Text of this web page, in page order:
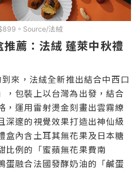
。Source/法絨
薦：法絨 蓬萊中秋禮
來，法絨全新推出結合中西口
，包裝上以台灣為出發，結合
，運用雷射燙金刻畫出雲霧繚
深邃的視覺效果打造出神仙級
盒內含土耳其無花果及日本糖
比例的「蜜蘋無花果費南
蛋融合法國發酵奶油的「鹹蛋